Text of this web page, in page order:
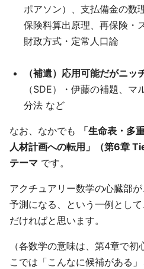
ポアソン）、支払備金の数
保険料算出原理、再保険・
財政方式・定常人口論
（補遺）応用可能だがニッ
（SDE）・伊藤の補題、
分法 など
なお、なかでも
「生命表・多
人材計画への転用」（第6章
テーマ です。
アクチュアリー数学の心臓部
予測になる、という一例とし
だければと思います。
（各数学の意味は、第4章で
こでは「こんなに候補がある